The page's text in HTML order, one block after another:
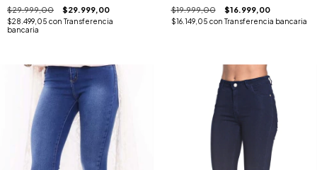
$29.999,00 $29.999,00
$28.499,05 con Transferencia
bancaria
$19.999,00 $16.999,00
$16.149,05 con Transferencia bancaria